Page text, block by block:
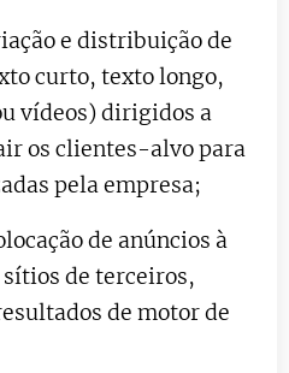
e distribuição de
curto, texto longo,
vídeos) dirigidos a
os clientes-alvo para
pela empresa;
de anúncios à
de terceiros,
de motor de